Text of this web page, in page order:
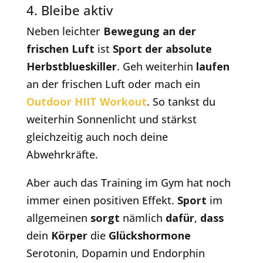
4. Bleibe aktiv
Neben leichter Bewegung an der
frischen Luft ist Sport der absolute
Herbstblueskiller. Geh weiterhin laufen
an der frischen Luft oder mach ein
Outdoor HIIT Workout. So tankst du
weiterhin Sonnenlicht und stärkst
gleichzeitig auch noch deine
Abwehrkräfte.
Aber auch das Training im Gym hat noch
immer einen positiven Effekt. Sport im
allgemeinen sorgt nämlich dafür, dass
dein Körperdie Glückshormone
Serotonin, Dopamin und Endorphin